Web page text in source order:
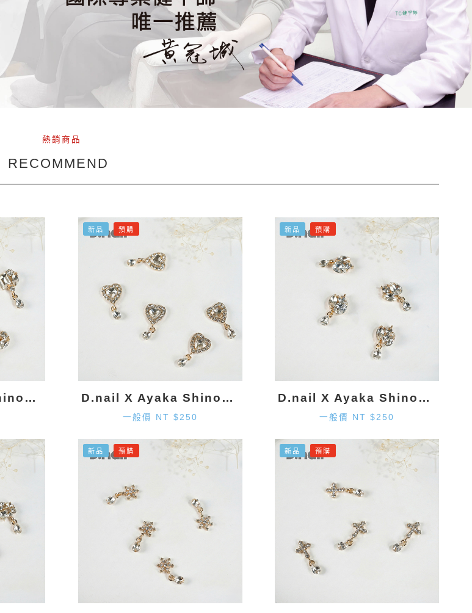
熱銷商品
RECOMMEND
D.nail X Ayaka Shinohara 造型墜飾-金色 (2入)
新品 預購
D.nail X Ayaka Shinohara 愛心墜飾-金色 (2入)
一般價 NT $250
新品 預購
D.nail X Ayaka Shinohara 造型墜飾-金色 (2入)
一般價 NT $250
新品 預購 新品 預購